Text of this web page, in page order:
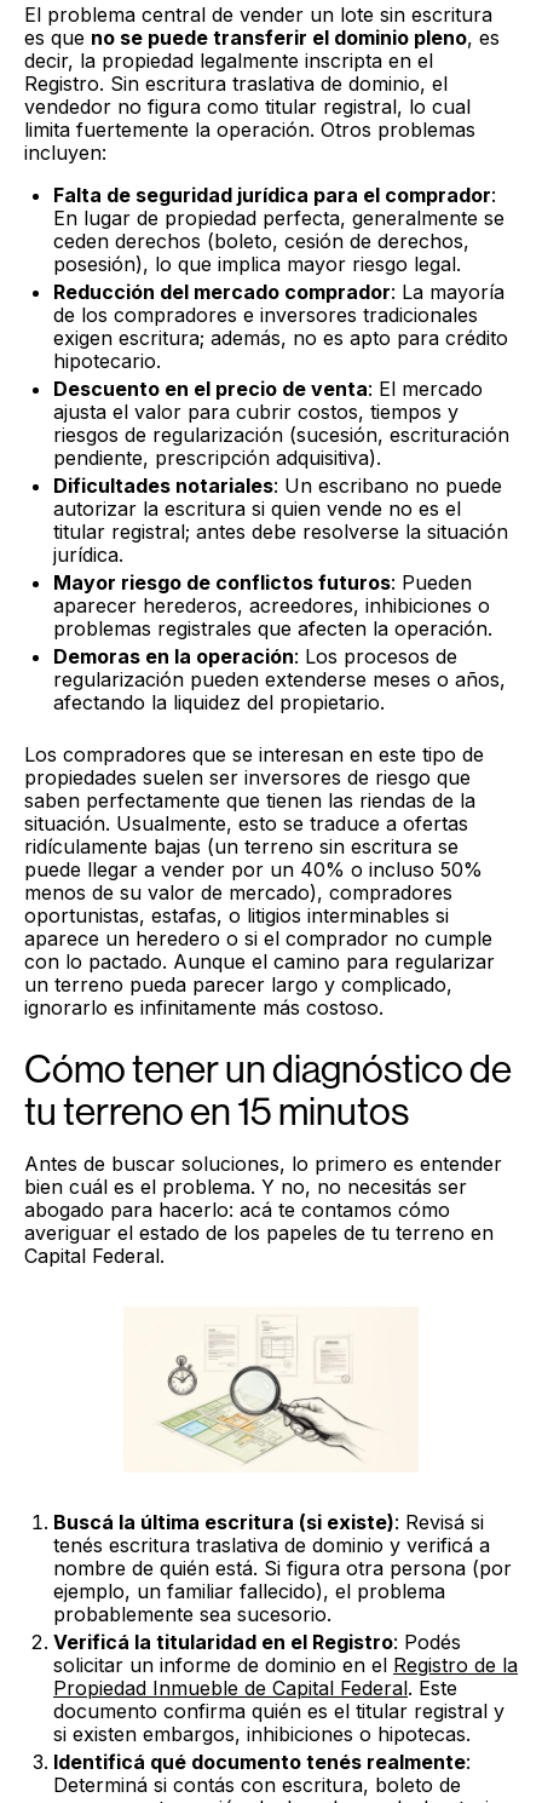
El problema central de vender un lote sin escritura
es que no se puede transferir el dominio pleno, es
decir, la propiedad legalmente inscripta en el
Registro. Sin escritura traslativa de dominio, el
vendedor no figura como titular registral, lo cual
limita fuertemente la operación. Otros problemas
incluyen:
Falta de seguridad jurídica para el comprador:
En lugar de propiedad perfecta, generalmente se
ceden derechos (boleto, cesión de derechos,
posesión), lo que implica mayor riesgo legal.
Reducción del mercado comprador: La mayoría
de los compradores e inversores tradicionales
exigen escritura; además, no es apto para crédito
hipotecario.
Descuento en el precio de venta: El mercado
ajusta el valor para cubrir costos, tiempos y
riesgos de regularización (sucesión, escrituración
pendiente, prescripción adquisitiva).
Dificultades notariales: Un escribano no puede
autorizar la escritura si quien vende no es el
titular registral; antes debe resolverse la situación
jurídica.
Mayor riesgo de conflictos futuros: Pueden
aparecer herederos, acreedores, inhibiciones o
problemas registrales que afecten la operación.
Demoras en la operación: Los procesos de
regularización pueden extenderse meses o años,
afectando la liquidez del propietario.
Los compradores que se interesan en este tipo de
propiedades suelen ser inversores de riesgo que
saben perfectamente que tienen las riendas de la
situación. Usualmente, esto se traduce a ofertas
ridículamente bajas (un terreno sin escritura se
puede llegar a vender por un 40% o incluso 50%
menos de su valor de mercado), compradores
oportunistas, estafas, o litigios interminables si
aparece un heredero o si el comprador no cumple
con lo pactado. Aunque el camino para regularizar
un terreno pueda parecer largo y complicado,
ignorarlo es infinitamente más costoso.
Cómo tener un diagnóstico de
tu terreno en 15 minutos
Antes de buscar soluciones, lo primero es entender
bien cuál es el problema. Y no, no necesitás ser
abogado para hacerlo: acá te contamos cómo
averiguar el estado de los papeles de tu terreno en
Capital Federal.
Buscá la última escritura (si existe): Revisá si
tenés escritura traslativa de dominio y verificá a
nombre de quién está. Si figura otra persona (por
ejemplo, un familiar fallecido), el problema
probablemente sea sucesorio.
Verificá la titularidad en el Registro: Podés
solicitar un informe de dominio en el Registro de la
Propiedad Inmueble de Capital Federal. Este
documento confirma quién es el titular registral y
si existen embargos, inhibiciones o hipotecas.
Identificá qué documento tenés realmente:
Determiná si contás con escritura, boleto de